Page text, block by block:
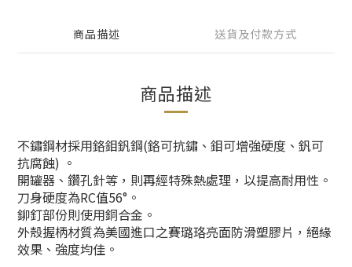
商品描述 送貨及付款方式
商品描述
不鏽鋼材採用鉻鉬釩鋼(鉻可抗鏽、鉬可增強硬度、釩可
抗腐蝕) 。
開罐器、鑽孔針等，則再經特殊熱處理，以提高耐用性。
刀身硬度為RC值56°。
鉚釘部份則使用銅合金。
外殼握柄材質為美國進口之賽璐珞亮面防滑塑膠片，絕緣
效果、強度均佳。